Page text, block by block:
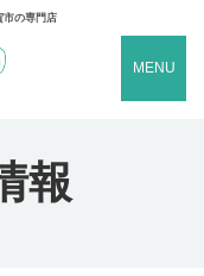
市の専門店
MENU
報